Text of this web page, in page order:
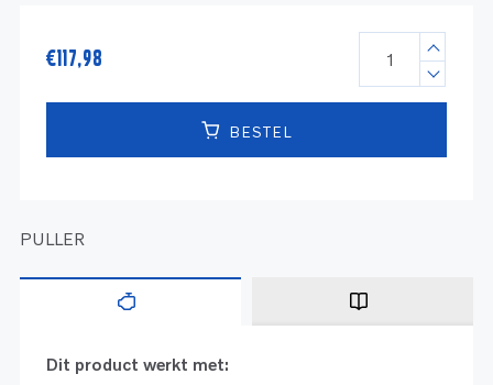
€117,98
BESTEL
PULLER
Dit product werkt met: